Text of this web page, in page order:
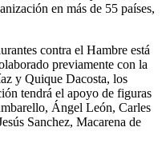
en más de 55 países,
contra el Hambre está
previamente con la
y Quique Dacosta, los
tendrá el apoyo de figuras
Ángel León, Carles
Sanchez, Macarena de